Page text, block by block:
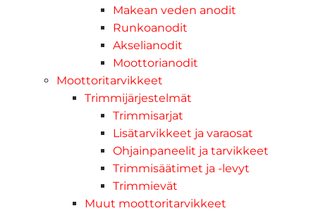
Makean veden anodit
Runkoanodit
Akselianodit
Moottorianodit
Moottoritarvikkeet
Trimmijärjestelmät
Trimmisarjat
Lisätarvikkeet ja varaosat
Ohjainpaneelit ja tarvikkeet
Trimmisäätimet ja -levyt
Trimmievät
Muut moottoritarvikkeet